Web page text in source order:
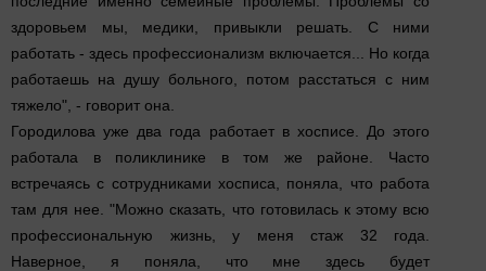
здоровьем мы, медики, привыкли решать. С ними
работать - здесь профессионализм включается... Но когда
работаешь на душу больного, потом расстаться с ним
тяжело", - говорит она.
Городилова уже два года работает в хосписе. До этого
работала в поликлинике в том же районе. Часто
встречаясь с сотрудниками хосписа, поняла, что работа
там для нее. "Можно сказать, что готовилась к этому всю
профессиональную жизнь, у меня стаж 32 года.
Наверное, я поняла, что мне здесь будет